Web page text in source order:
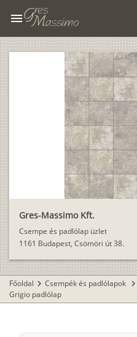
menu
Gres-Massimo Kft.
Csempe és padlólap üzlet
1161 Budapest, Csömöri út 38.
Főoldal chevron_right Csempék és padlólapok chevron_right
Grigio padlólap